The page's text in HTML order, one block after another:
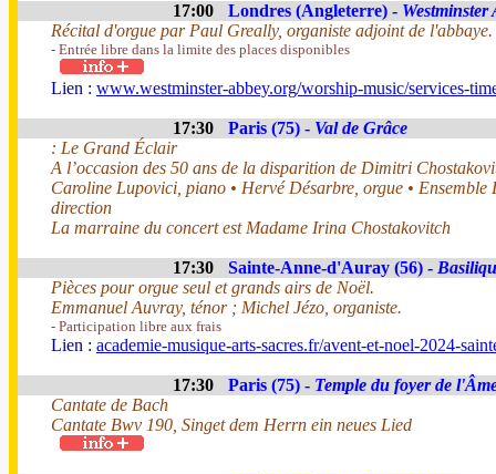
17:00 Londres (Angleterre) - Westminster
Récital d'orgue par Paul Greally, organiste adjoint de
- Entrée libre dans la limite des places disponibles
Lien : www.westminster-abbey.org/worship-music/services-
17:30 Paris (75) - Val de Grâce
: Le Grand Éclair
A l’occasion des 50 ans de la disparition de Dimitri
Caroline Lupovici, piano • Hervé Désarbre, orgue • Ensemble
direction
La marraine du concert est Madame Irina Chostakovitch
17:30 Sainte-Anne-d'Auray (56) -
Pièces pour orgue seul et grands airs de Noël.
Emmanuel Auvray, ténor ; Michel Jézo, organiste.
- Participation libre aux frais
Lien : academie-musique-arts-sacres.fr/avent-et-noel-2024-
17:30 Paris (75) - Temple du foyer de
Cantate de Bach
Cantate Bwv 190, Singet dem Herrn ein neues Lied